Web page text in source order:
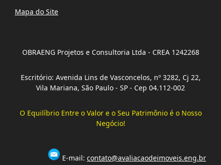
Mapa do Site
OBRAENG Projetos e Consultoria Ltda - CREA 1242268
Escritório: Avenida Lins de Vasconcelos, nº 3282, Cj 22,
Vila Mariana, São Paulo - SP - Cep 04.112-002
O Equilíbrio Entre o Valor e o Seu Patrimônio é o Nosso
Negócio!
E-mail: contato@avaliacaodeimoveis.eng.br